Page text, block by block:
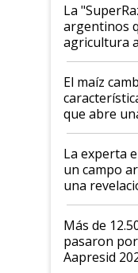
La
argentinos
agricultura
infinitas"
El maíz
que abre
el lote
La experta
un campo
una
impresionó
Más de
pasaron
Aapresid